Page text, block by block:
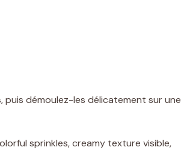
démoulez-les délicatement sur une